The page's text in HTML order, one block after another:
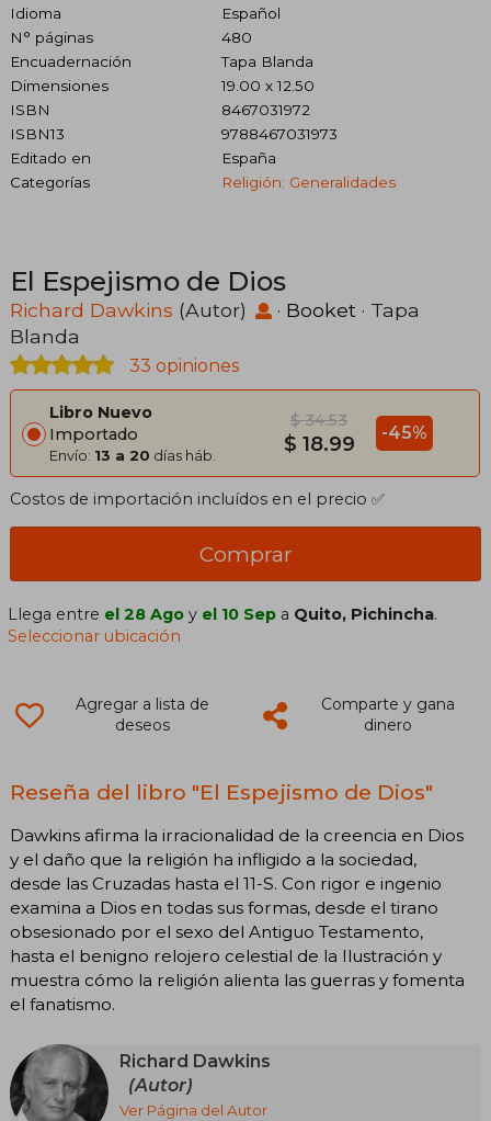
Idioma
Español
N° páginas
480
Encuadernación
Tapa Blanda
Dimensiones
19.00 x 12.50
ISBN
8467031972
ISBN13
9788467031973
Editado en
España
Categorías
Religión: Generalidades
El Espejismo de Dios
Richard Dawkins (Autor) · Booket · Tapa
Blanda
33 opiniones
Libro Nuevo
Importado
Envío: 13 a 20 días háb.
$ 34.53
$ 18.99 -45%
Costos de importación incluídos en el precio ✅
Comprar
Llega entre el 28 Ago y el 10 Sep a Quito, Pichincha.
Seleccionar ubicación
Agregar a lista de
deseos
Comparte y gana
dinero
Reseña del libro "El Espejismo de Dios"
Dawkins afirma la irracionalidad de la creencia en Dios
y el daño que la religión ha infligido a la sociedad,
desde las Cruzadas hasta el 11-S. Con rigor e ingenio
examina a Dios en todas sus formas, desde el tirano
obsesionado por el sexo del Antiguo Testamento,
hasta el benigno relojero celestial de la Ilustración y
muestra cómo la religión alienta las guerras y fomenta
el fanatismo.
Richard Dawkins
(Autor)
Ver Página del Autor